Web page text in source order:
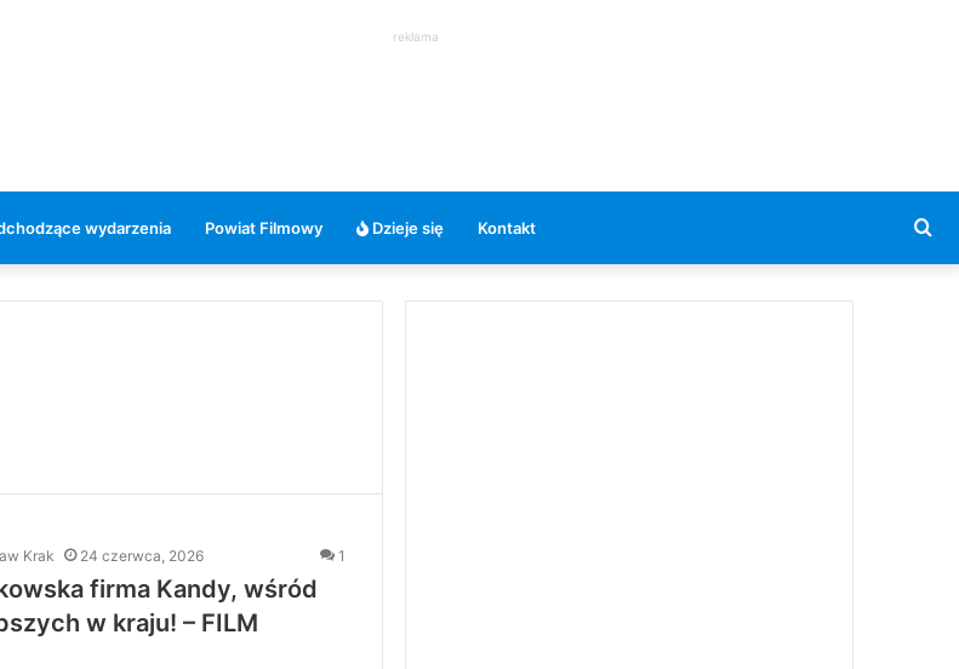
reklama
wydarzenia Powiat Filmowy Dzieje się Kontakt
Krak 24 czerwca, 2026 1
firma Kandy, wśród
w kraju! – FILM